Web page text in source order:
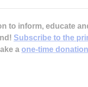
to inform, educate
Subscribe to the
a one-time donation